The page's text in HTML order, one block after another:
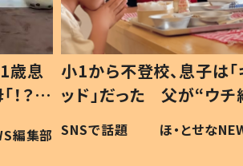
歳息
？」
編集部
小1から不登校、息子は「
ッド」だった 父が“ウチ
作り続ける理由とは #
#令和の子
SNSで話題 ほ・とせな